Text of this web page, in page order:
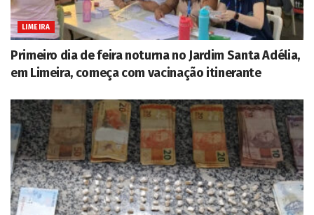
LIMEIRA
Primeiro dia de feira noturna no Jardim Santa Adélia,
em Limeira, começa com vacinação itinerante